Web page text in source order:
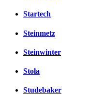
Startech
Steinmetz
Steinwinter
Stola
Studebaker